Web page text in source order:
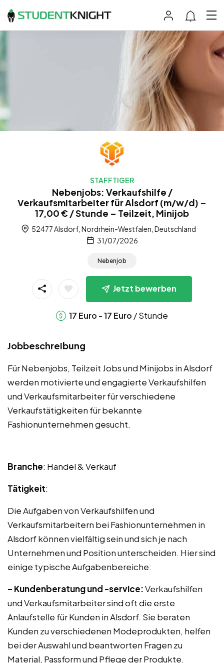
STAFFTIGER
Nebenjobs: Verkaufshilfe /
Verkaufsmitarbeiter für Alsdorf (m/w/d) –
17,00 € / Stunde – Teilzeit, Minijob
52477 Alsdorf, Nordrhein-Westfalen, Deutschland
31/07/2026
Nebenjob
Jetzt bewerben
17 Euro -17 Euro / Stunde
Jobbeschreibung
Für Nebenjobs, Teilzeit Jobs und Minijobs in Alsdorf
werden motivierte und engagierte Verkaufshilfen
und Verkaufsmitarbeiter für verschiedene
Verkaufstätigkeiten für bekannte
Fashionunternehmen gesucht.
Branche: Handel & Verkauf
Tätigkeit:
Die Aufgaben von Verkaufshilfen und
Verkaufsmitarbeitern bei Fashionunternehmen in
Alsdorf können vielfältig sein und sich je nach
Unternehmen und Position unterscheiden. Hier sind
einige typische Aufgabenbereiche:
– Kundenberatung und -service:Verkaufshilfen
und Verkaufsmitarbeiter sind oft die erste
Anlaufstelle für Kunden in Alsdorf. Sie beraten
Kunden zu verschiedenen Modeprodukten, helfen
bei der Auswahl und beantworten Fragen zu
Material, Passform und Pflege der Produkte.